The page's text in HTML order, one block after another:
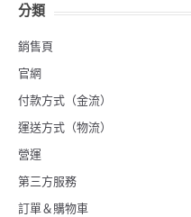
分類
銷售頁
官網
付款方式（金流）
運送方式（物流）
營運
第三方服務
訂單＆購物車